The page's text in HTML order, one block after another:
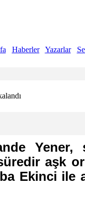
Haberler Yazarlar
Yener,
aşk
Ekinci ile